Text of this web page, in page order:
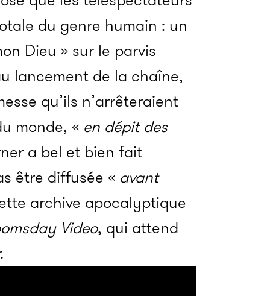
du genre humain : un
Dieu » sur le parvis
lancement de la chaîne,
qu’ils n’arrêteraient
monde, « en dépit des
a bel et bien fait
être diffusée « avant
archive apocalyptique
Video, qui attend